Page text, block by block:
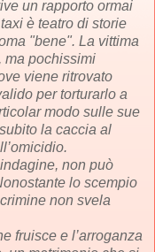
un rapporto ormai
è teatro di storie
"bene". La vittima
ma pochissimi
viene ritrovato
per torturarlo a
modo sulle sue
la caccia al
non può
lo scempio
non svela
fruisce e l’arroganza